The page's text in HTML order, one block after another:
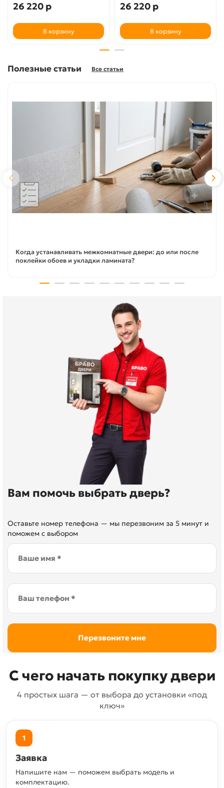
26 220 р
В корзину
26 220 р
В корзину
Полезные статьи Все статьи
Когда устанавливать межкомнатные двери: до или после
поклейки обоев и укладки ламината?
Вам помочь выбрать дверь?
Оставьте номер телефона — мы перезвоним за 5 минут и
поможем с выбором
С чего начать покупку двери
4 простых шага — от выбора до установки «под
ключ»
1
Заявка
Напишите нам — поможем выбрать модель и
комплектацию.